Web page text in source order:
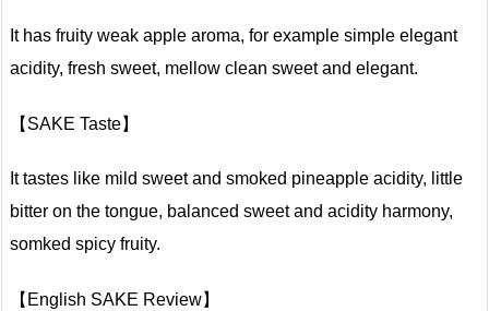
It has fruity weak apple aroma, for example simple elegant
acidity, fresh sweet, mellow clean sweet and elegant.
【SAKE Taste】
It tastes like mild sweet and smoked pineapple acidity, little
bitter on the tongue, balanced sweet and acidity harmony,
somked spicy fruity.
【English SAKE Review】